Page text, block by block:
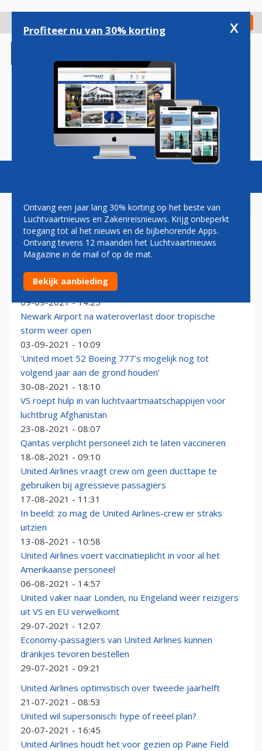
gaan
Check in
Magazine Podcasts Vacatures
UNITED AIRLINES
United Airlines: deltavariant coronavirus bedreigt
omzet en capaciteit
09-09-2021 - 14:25
Newark Airport na wateroverlast door tropische
storm weer open
03-09-2021 - 10:09
'United moet 52 Boeing 777’s mogelijk nog tot
volgend jaar aan de grond houden'
30-08-2021 - 18:10
VS roept hulp in van luchtvaartmaatschappijen voor
luchtbrug Afghanistan
23-08-2021 - 08:07
Qantas verplicht personeel zich te laten vaccineren
18-08-2021 - 09:10
United Airlines vraagt crew om geen ducttape te
gebruiken bij agressieve passagiers
17-08-2021 - 11:31
In beeld: zo mag de United Airlines-crew er straks
uitzien
13-08-2021 - 10:58
United Airlines voert vaccinatieplicht in voor al het
Amerikaanse personeel
06-08-2021 - 14:57
United vaker naar Londen, nu Engeland weer reizigers
uit VS en EU verwelkomt
29-07-2021 - 12:07
Economy-passagiers van United Airlines kunnen
drankjes tevoren bestellen
29-07-2021 - 09:21
United Airlines optimistisch over tweede jaarhelft
21-07-2021 - 08:53
United wil supersonisch: hype of reëel plan?
20-07-2021 - 16:45
United Airlines houdt het voor gezien op Paine Field
Profiteer nu van 30% korting x
Ontvang een jaar lang 30% korting op het beste van
Luchtvaartnieuws en Zakenreisnieuws. Krijg onbeperkt
toegang tot al het nieuws en de bijbehorende Apps.
Ontvang tevens 12 maanden het Luchtvaartnieuws
Magazine in de mail of op de mat.
Bekijk aanbieding